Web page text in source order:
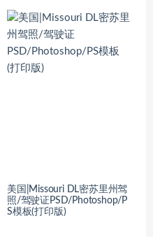
美国|Missouri DL密苏里州驾
照/驾驶证PSD/Photoshop/P
S模板(打印版)